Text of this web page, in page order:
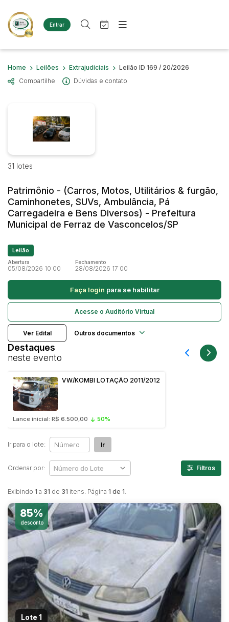
Entrar
Criar conta Entrar
Site
Agenda
Quem Somos
Busca por categoria
Diversos
Imóveis
Materiais/Equipamentos
Sucata Ferrosa
Veículos
Ambulância
Carros
Máquina Varredeira
Pá Carregadeira
Utilitário & furgão
Busca por palavra-chave
Estados
Bairro
Judiciais Extrajudiciais
Faixa de valor
R$ até R$
Home
Quem Somos
Home Leilões Extrajudiciais
Leilão ID 169 / 20/2026
Compartilhe
Dúvidas e contato
31 lotes
Patrimônio - (Carros, Motos, Utilitários & furgão,
Caminhonetes, SUVs, Ambulância, Pá
Carregadeira e Bens Diversos) - Prefeitura
Municipal de Ferraz de Vasconcelos/SP
Leilão
Abertura
05/08/2026 10:00
Fechamento
28/08/2026 17:00
Faça login para se habilitar
Acesse o Auditório Virtual
Ver Edital Outros documentos
Destaques
neste evento
VW/KOMBI LOTAÇÃO 2011/2012
Lance inicial: R$ 6.500,00 50%
Exibindo 1 a 31 de 31 itens. Página 1 de 1.
Ir para o lote: Ir
Ordenar por: Filtros
85%
desconto
Lote 1